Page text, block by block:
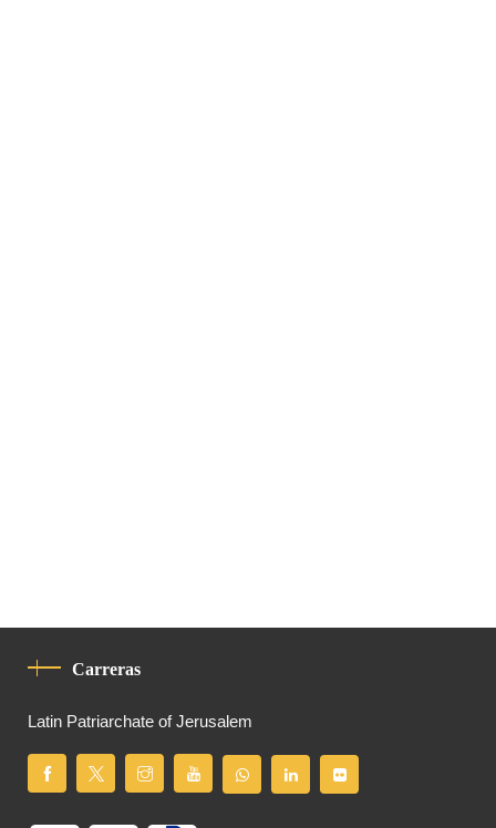
Carreras
Latin Patriarchate of Jerusalem